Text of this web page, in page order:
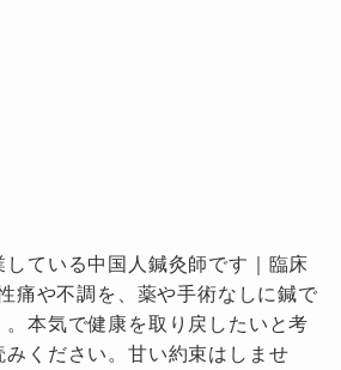
ている中国人鍼灸師です｜臨床
痛や不調を、薬や手術なしに鍼で
本気で健康を取り戻したいと考
みください。甘い約束はしませ